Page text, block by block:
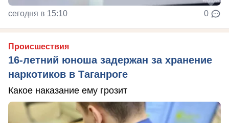
сегодня в 15:10 0
Происшествия
16-летний юноша задержан за хранение
наркотиков в Таганроге
Какое наказание ему грозит